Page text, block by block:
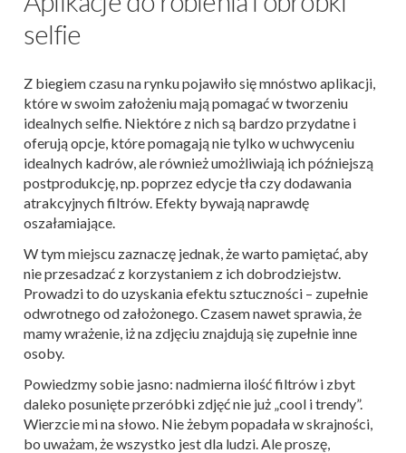
selfie
Z biegiem czasu na rynku pojawiło się mnóstwo aplikacji,
które w swoim założeniu mają pomagać w tworzeniu
idealnych selfie. Niektóre z nich są bardzo przydatne i
oferują opcje, które pomagają nie tylko w uchwyceniu
idealnych kadrów, ale również umożliwiają ich późniejszą
postprodukcję, np. poprzez edycje tła czy dodawania
atrakcyjnych filtrów. Efekty bywają naprawdę
oszałamiające.
W tym miejscu zaznaczę jednak, że warto pamiętać, aby
nie przesadzać z korzystaniem z ich dobrodziejstw.
Prowadzi to do uzyskania efektu sztuczności – zupełnie
odwrotnego od założonego. Czasem nawet sprawia, że
mamy wrażenie, iż na zdjęciu znajdują się zupełnie inne
osoby.
Powiedzmy sobie jasno: nadmierna ilość filtrów i zbyt
daleko posunięte przeróbki zdjęć nie już „cool i trendy”.
Wierzcie mi na słowo. Nie żebym popadała w skrajności,
bo uważam, że wszystko jest dla ludzi. Ale proszę,